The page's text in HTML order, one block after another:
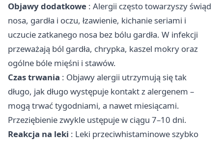
Objawy dodatkowe : Alergii często towarzyszy świąd
nosa, gardła i oczu, łzawienie, kichanie seriami i
uczucie zatkanego nosa bez bólu gardła. W infekcji
przeważają ból gardła, chrypka, kaszel mokry oraz
ogólne bóle mięśni i stawów.
Czas trwania : Objawy alergii utrzymują się tak
długo, jak długo występuje kontakt z alergenem –
mogą trwać tygodniami, a nawet miesiącami.
Przeziębienie zwykle ustępuje w ciągu 7–10 dni.
Reakcja na leki : Leki przeciwhistaminowe szybko